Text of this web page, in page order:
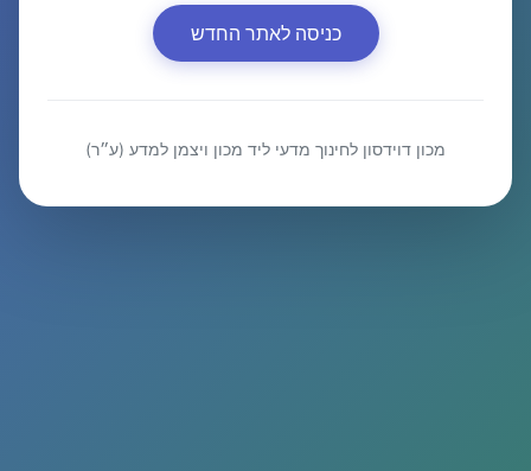
כניסה לאתר החדש
מכון דוידסון לחינוך מדעי ליד מכון ויצמן למדע (ע״ר)